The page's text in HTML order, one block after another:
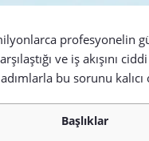
profesyonelin
ve iş akışını
bu sorunu
Başlıklar